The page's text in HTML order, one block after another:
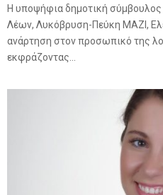
H υποψήφια δημοτική
Λέων, Λυκόβρυση-Πεύκη ΜΑΖΙ,
ανάρτηση στον προσωπικό της
εκφράζοντας...